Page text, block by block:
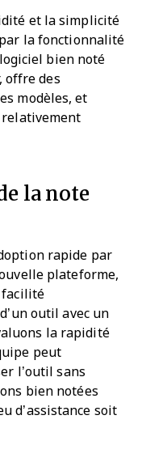
et la simplicité
la fonctionnalité
bien noté
offre des
modèles, et
relativement
la note
rapide par
plateforme,
facilité
outil avec un
la rapidité
peut
l’outil sans
bien notées
d’assistance soit